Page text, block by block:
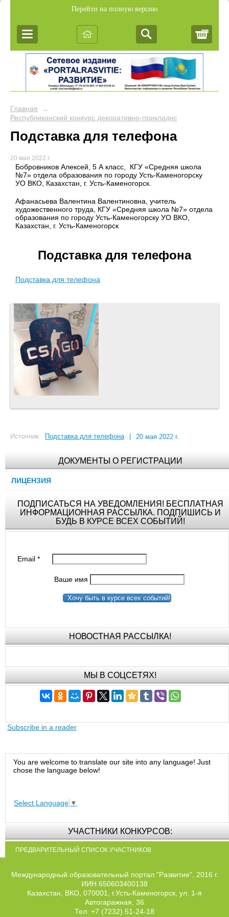
Перейти на полную версию
Главная →
Республиканский конкурс декоративно-прикладного
Подставка для телефона
20 мая 2022 г.
Бобровников Алексей, 5 А класс, КГУ «Средняя школа
№7» отдела образования по городу Усть-Каменогорску
УО ВКО, Казахстан, г. Усть-Каменогорск.
Афанасьева Валентина Валентиновна, учитель
художественного труда, КГУ «Средняя школа №7» отдела
образования по городу Усть-Каменогорску УО ВКО,
Казахстан, г. Усть-Каменогорск
Подставка для телефона
Подставка для телефона
Источник: Подставка для телефона 20 мая 2022 г.
ДОКУМЕНТЫ О РЕГИСТРАЦИИ
ЛИЦЕНЗИЯ
ПОДПИСАТЬСЯ НА УВЕДОМЛЕНИЯ! БЕСПЛАТНАЯ
ИНФОРМАЦИОННАЯ РАССЫЛКА. ПОДПИШИСЬ И
БУДЬ В КУРСЕ ВСЕХ СОБЫТИЙ!
Email*
Ваше имя
Хочу быть в курсе всех событий!
НОВОСТНАЯ РАССЫЛКА!
МЫ В СОЦСЕТЯХ!
Subscribe in a reader
You are welcome to translate our site into any language! Just
chose the language below!
Select Language ▼
УЧАСТНИКИ КОНКУРСОВ:
ПРЕДВАРИТЕЛЬНЫЙ СПИСОК УЧАСТНИКОВ
Международный образовательный портал "Развитие", 2016 г.
ИИН 650603400138
Казахстан, ВКО, 070001, г.Усть-Каменогорск, ул. 1-я
Автогаражная, 36
Тел: +7 (7232) 51-24-18